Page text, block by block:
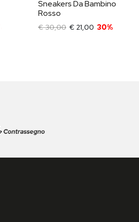
Sneakers Da Bambino
Rosso
€ 30,00 € 21,00 30%